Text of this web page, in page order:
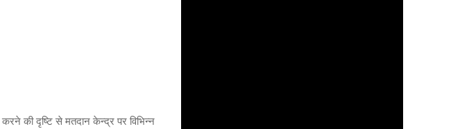
करने की दृष्टि से मतदान केन्द्र पर विभिन्न